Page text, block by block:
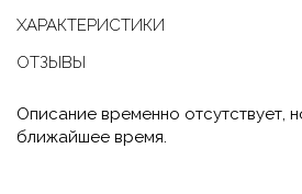
ХАРАКТЕРИСТИКИ
ОТЗЫВЫ
Описание временно отсутствует,
ближайшее время.